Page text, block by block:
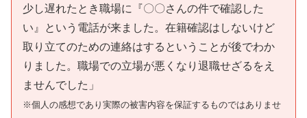
少し遅れたとき職場に『〇〇さんの件で確認した
い』という電話が来ました。在籍確認はしないけど
取り立てのための連絡はするということが後でわか
りました。職場での立場が悪くなり退職せざるをえ
ませんでした」
※個人の感想であり実際の被害内容を保証するものではありませ